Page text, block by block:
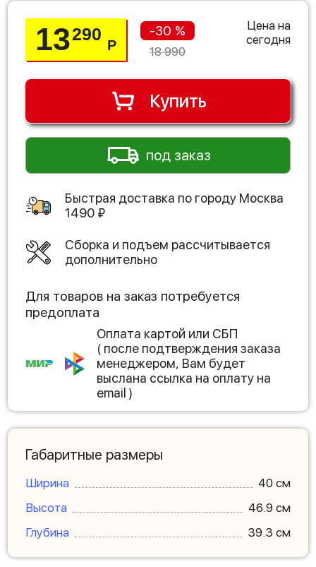
13290
Р
-30 %
18 990
Цена на
сегодня
Купить
под заказ
Быстрая доставка по городу Москва
1490 ₽
Сборка и подъем рассчитывается
дополнительно
Для товаров на заказ потребуется
предоплата
Оплата картой или СБП
( после подтверждения заказа
менеджером, Вам будет
выслана ссылка на оплату на
email )
Габаритные размеры
Ширина
40 см
Высота
46.9 см
Глубина
39.3 см